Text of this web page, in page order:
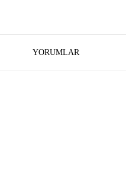
YORUMLAR